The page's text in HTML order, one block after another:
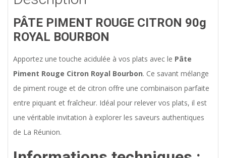
PÂTE PIMENT ROUGE CITRON 90g
ROYAL BOURBON
Apportez une touche acidulée à vos plats avec le Pâte
Piment Rouge Citron Royal Bourbon. Ce savant mélange
de piment rouge et de citron offre une combinaison parfaite
entre piquant et fraîcheur. Idéal pour relever vos plats, il est
une véritable invitation à explorer les saveurs authentiques
de La Réunion.